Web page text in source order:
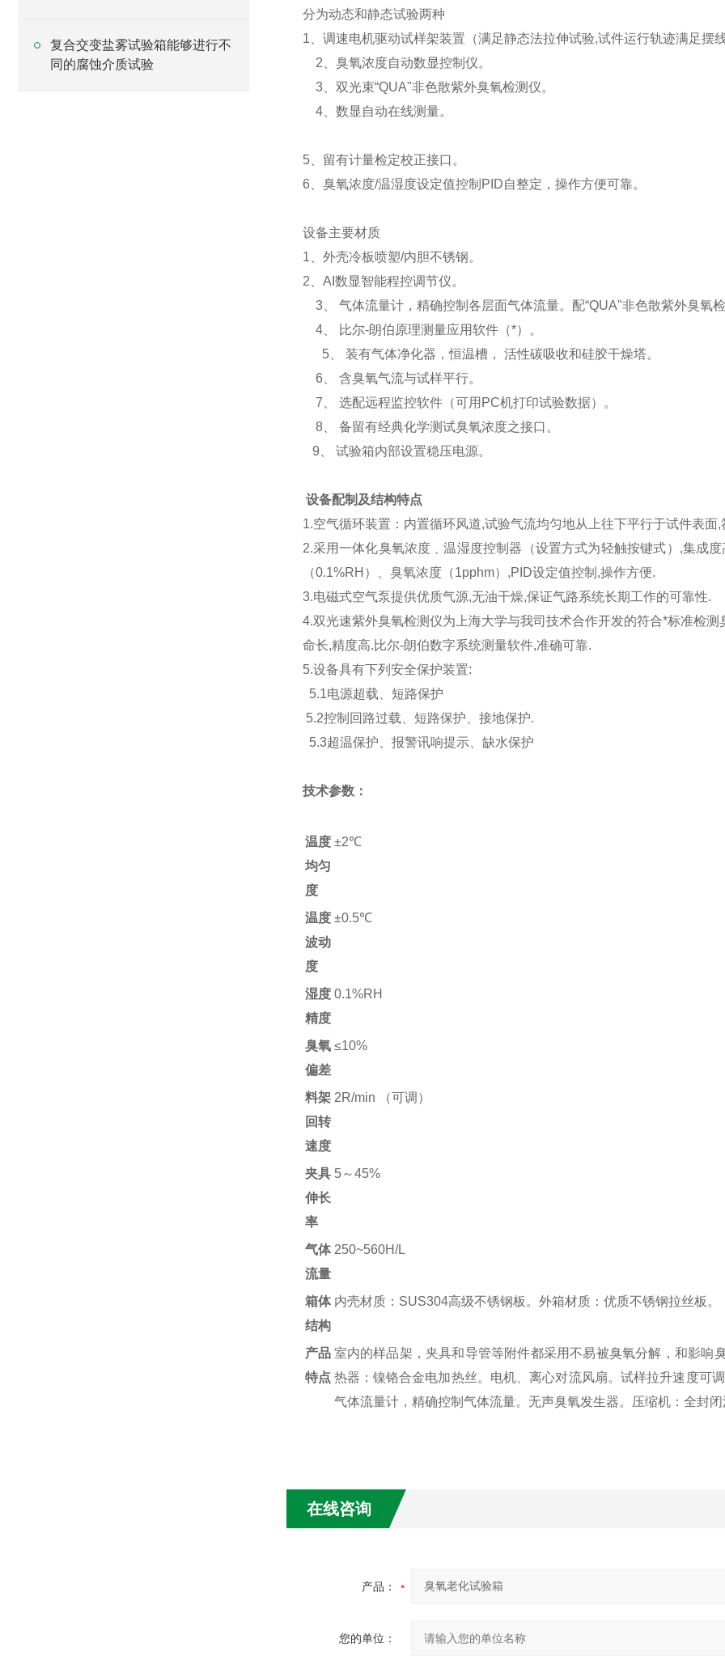
复合交变盐雾试验箱能够进行不
同的腐蚀介质试验
分为动态和静态试验两种
1、调速电机驱动试样架装置（满足静态法拉伸试验,试件运行轨迹满足摆线
2、臭氧浓度自动数显控制仪。
3、双光束“QUA"非色散紫外臭氧检测仪。
4、数显自动在线测量。
5、留有计量检定校正接口。
6、臭氧浓度/温湿度设定值控制PID自整定，操作方便可靠。
设备主要材质
1、外壳冷板喷塑/内胆不锈钢。
2、AI数显智能程控调节仪。
3、 气体流量计，精确控制各层面气体流量。配“QUA"非色散紫外臭氧
4、 比尔-朗伯原理测量应用软件（*）。
5、 装有气体净化器，恒温槽， 活性碳吸收和硅胶干燥塔。
6、 含臭氧气流与试样平行。
7、 选配远程监控软件（可用PC机打印试验数据）。
8、 备留有经典化学测试臭氧浓度之接口。
9、 试验箱内部设置稳压电源。
设备配制及结构特点
1.空气循环装置：内置循环风道,试验气流均匀地从上往下平行于试件表面,
2.采用一体化臭氧浓度﹑温湿度控制器（设置方式为轻触按键式）,集成
（0.1%RH）、臭氧浓度（1pphm）,PID设定值控制,操作方便.
3.电磁式空气泵提供优质气源,无油干燥,保证气路系统长期工作的可靠性.
4.双光速紫外臭氧检测仪为上海大学与我司技术合作开发的符合*标准检
命长,精度高.比尔-朗伯数字系统测量软件,准确可靠.
5.设备具有下列安全保护装置:
5.1电源超载、短路保护
5.2控制回路过载、短路保护、接地保护.
5.3超温保护、报警讯响提示、缺水保护
技术参数：
温度
均匀
度
±2℃
温度
波动
度
±0.5℃
湿度
精度
0.1%RH
臭氧
偏差
≤10%
料架
回转
速度
2R/min （可调）
夹具
伸长
率
5～45%
气体
流量
250~560H/L
箱体
结构
内壳材质：SUS304高级不锈钢板。外箱材质：优质不锈钢拉丝板。
产品
特点
室内的样品架，夹具和导管等附件都采用不易被臭氧分解，和影响
热器：镍铬合金电加热丝。电机、离心对流风扇。试样拉升速度可
气体流量计，精确控制气体流量。无声臭氧发生器。压缩机：全封
在线咨询
产品：
您的单位：